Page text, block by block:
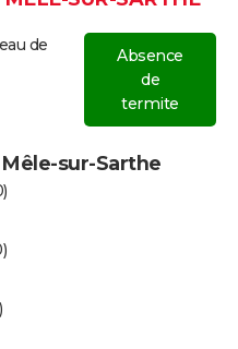
de
Absence
de
termite
sur-Sarthe